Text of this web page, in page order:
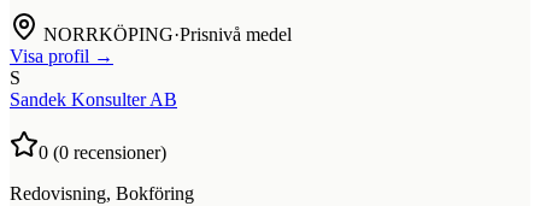
NORRKÖPING·Prisnivå medel
Visa profil →
S
Sandek Konsulter AB
0 (0 recensioner)
Redovisning, Bokföring